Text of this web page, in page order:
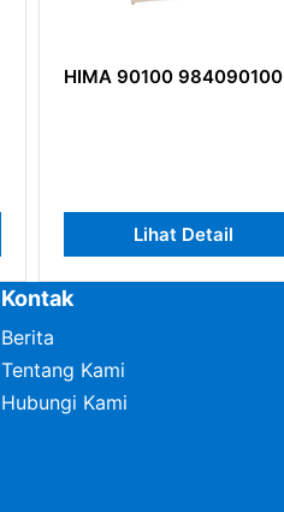
HIMA 90100 984090100
Lihat Detail
Kontak
Berita
Tentang Kami
Hubungi Kami